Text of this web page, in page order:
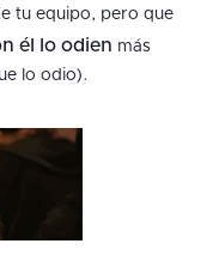
tu equipo, pero que
él lo odien más
lo odio).